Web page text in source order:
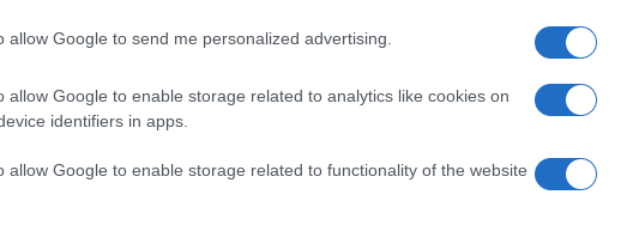
allow Google to send me personalized advertising.
allow Google to enable storage related to analytics like cookies on
identifiers in apps.
allow Google to enable storage related to functionality of the website
momento de comprar el coche gozarían de la
precio ni la fecha de lanzamiento para este
aquí.